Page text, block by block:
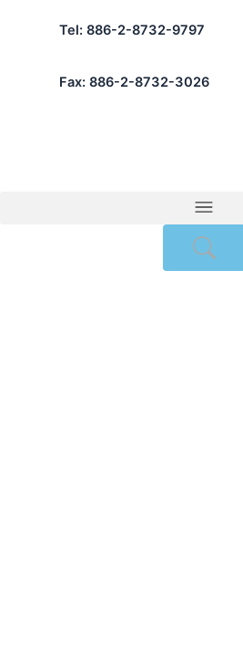
Tel: 886-2-8732-9797
Fax: 886-2-8732-3026